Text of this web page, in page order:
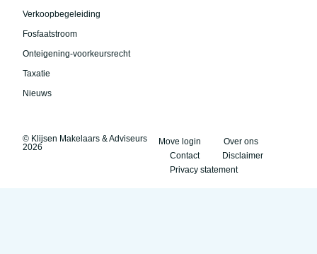
Verkoopbegeleiding
Fosfaatstroom
Onteigening-voorkeursrecht
Taxatie
Nieuws
© Klijsen Makelaars & Adviseurs
2026
Move login
Over ons
Contact
Disclaimer
Privacy statement